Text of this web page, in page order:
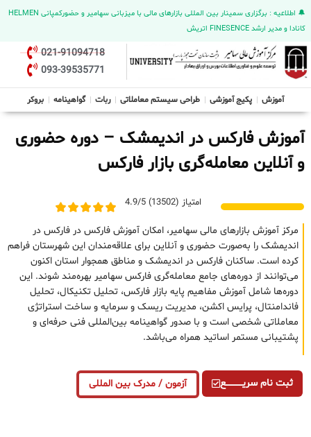
🔔 اطلاعیه : برگزاری سمینار بین المللی بازارهای مالی با میزبانی سهامیر و حضورکمپانی HELMEN
کانادا و مدیر ارشد FINESENCE اتریش
021-91094718
093-39535771
آموزش پکیج آموزشی طراحی سیستم معاملاتی ربات گواهینامه بروکر
آموزش فارکس در اندیمشک – دوره حضوری
و آنلاین معامله‌گری بازار فارکس
امتیاز (13502) 4.9/5
مرکز آموزش بازارهای مالی سهامیر، امکان آموزش فارکس در فارکس در
اندیمشک را به‌صورت حضوری و آنلاین برای علاقه‌مندان این شهرستان فراهم
کرده است. ساکنان فارکس در اندیمشک و مناطق همجوار استان اکنون
می‌توانند از دوره‌های جامع معامله‌گری فارکس سهامیر بهره‌مند شوند. این
دوره‌ها شامل آموزش مفاهیم پایه بازار فارکس، تحلیل تکنیکال، تحلیل
فاندامنتال، پرایس اکشن، مدیریت ریسک و سرمایه و ساخت استراتژی
معاملاتی شخصی است و با صدور گواهینامه بین‌المللی فنی حرفه‌ای و
پشتیبانی مستمر اساتید همراه می‌باشد.
ثبت نام سریــــــــــــع آزمون / مدرک بین المللی